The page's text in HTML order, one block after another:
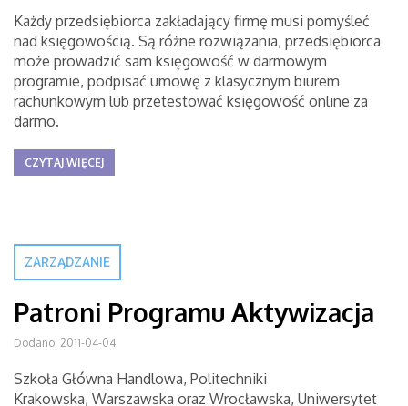
Każdy przedsiębiorca zakładający firmę musi pomyśleć
nad księgowością. Są różne rozwiązania, przedsiębiorca
może prowadzić sam księgowość w darmowym
programie, podpisać umowę z klasycznym biurem
rachunkowym lub przetestować księgowość online za
darmo.
CZYTAJ WIĘCEJ
ZARZĄDZANIE
Patroni Programu Aktywizacja
Dodano: 2011-04-04
Szkoła Główna Handlowa, Politechniki
Krakowska, Warszawska oraz Wrocławska, Uniwersytet